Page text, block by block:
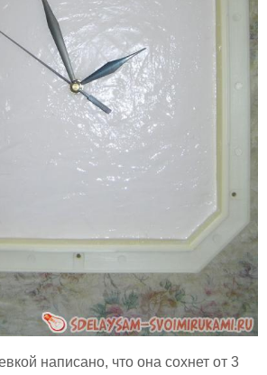
написано, что она сохнет от 3